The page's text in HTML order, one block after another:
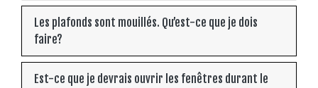
Les plafonds sont mouillés. Qu’est-ce que je dois
faire?
Est-ce que je devrais ouvrir les fenêtres durant le